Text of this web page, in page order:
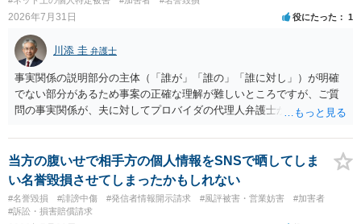
2026年7月31日 役にたった 1
川添 圭 弁護士
事実関係の説明部分の主体（「誰が」「誰の」「誰に対し」）が明確
でない部分があるため事案の正確な理解が難しいところですが、ご質
問の事実関係が、夫に対してプロバイダの代理人弁護士から発信者情
情報として夫の氏名と住所が開示され、開示請求者（の代理人弁護
士）が、夫に対して内容証明郵便を送ったり訴訟の提起がなされたり
する可能性があるように思われます。この場合は、開示請求者（とあ
る女性？）の代理人弁護士へ、実は投稿者があなたであるという内容
とともに、あなたから連絡することもあり得ます。 夫がクレーム電話
当方の腹いせで相手方の個人情報をSNSで晒してしま
い名誉毀損させてしまったかもしれない
#名誉毀損 #誹謗中傷 #発信者情報開示請求 #風評被害・営業妨害
#加害者
#訴訟・損害賠償請求